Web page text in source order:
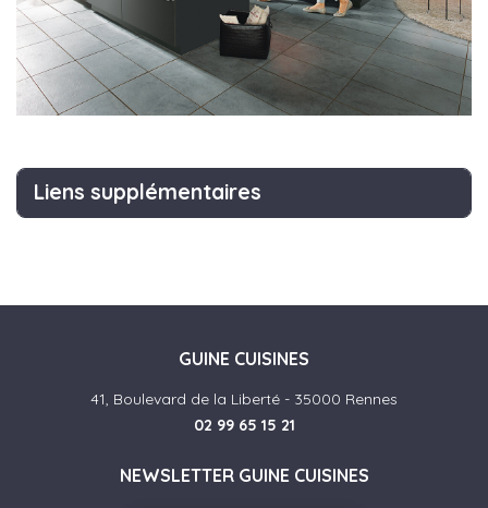
Liens supplémentaires
GUINE CUISINES
41, Boulevard de la Liberté - 35000 Rennes
02 99 65 15 21
NEWSLETTER GUINE CUISINES